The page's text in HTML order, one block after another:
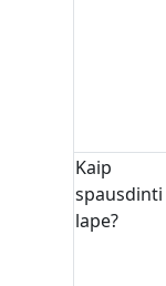
Kaip
spausdinti
lape?